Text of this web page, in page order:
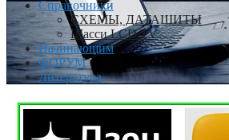
Справочники
СХЕМЫ, ДАТАШИТЫ
Шасси LCD TV
Начинающим
ФОРУМ
Литература